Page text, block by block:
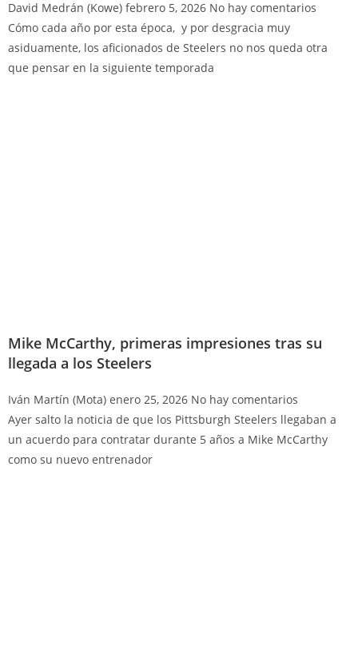
David Medrán (Kowe) febrero 5, 2026 No hay comentarios
Cómo cada año por esta época, y por desgracia muy
asiduamente, los aficionados de Steelers no nos queda otra
que pensar en la siguiente temporada
Mike McCarthy, primeras impresiones tras su
llegada a los Steelers
Iván Martín (Mota) enero 25, 2026 No hay comentarios
Ayer salto la noticia de que los Pittsburgh Steelers llegaban a
un acuerdo para contratar durante 5 años a Mike McCarthy
como su nuevo entrenador